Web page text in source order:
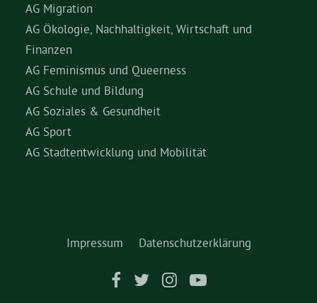
AG Migration
AG Ökologie, Nachhaltigkeit, Wirtschaft und
Finanzen
AG Feminismus und Queerness
AG Schule und Bildung
AG Soziales & Gesundheit
AG Sport
AG Stadtentwicklung und Mobilität
Impressum Datenschutzerklärung